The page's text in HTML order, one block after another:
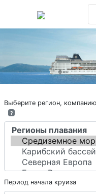
Выберите регион,
?
Период начала круиза